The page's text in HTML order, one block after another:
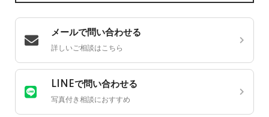
メールで問い合わせる
詳しいご相談はこちら
LINEで問い合わせる
写真付き相談におすすめ